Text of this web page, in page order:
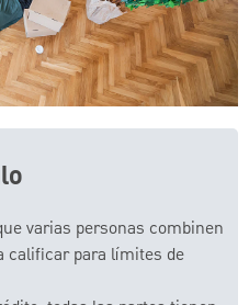
varias personas combinen
calificar para límites de